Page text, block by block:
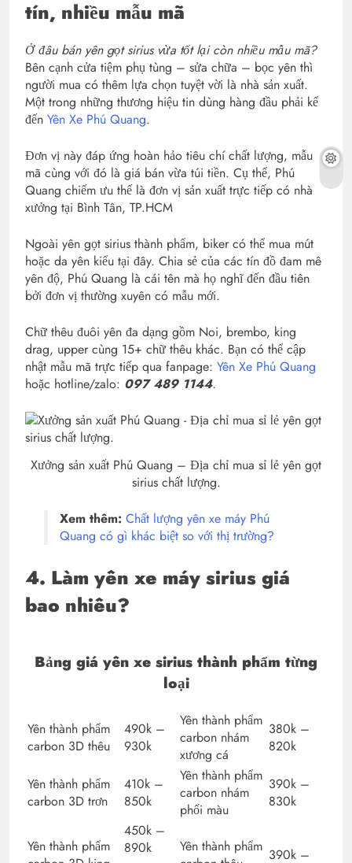
tín, nhiều mẫu mã
Ở đâu bán yên gọt sirius vừa tốt lại còn nhiều mẫu mã?
Bên cạnh cửa tiệm phụ tùng – sửa chữa – bọc yên thì
người mua có thêm lựa chọn tuyệt vời là nhà sản xuất.
Một trong những thương hiệu tin dùng hàng đầu phải kể
đến Yên Xe Phú Quang.
Đơn vị này đáp ứng hoàn hảo tiêu chí chất lượng, mẫu
mã cùng với đó là giá bán vừa túi tiền. Cụ thể, Phú
Quang chiếm ưu thế là đơn vị sản xuất trực tiếp có nhà
xưởng tại Bình Tân, TP.HCM
Ngoài yên gọt sirius thành phẩm, biker có thể mua mút
hoặc da yên kiểu tại đây. Chia sẻ của các tín đồ đam mê
yên độ, Phú Quang là cái tên mà họ nghĩ đến đầu tiên
bởi đơn vị thường xuyên có mẫu mới.
Chữ thêu đuôi yên đa dạng gồm Noi, brembo, king
drag, upper cùng 15+ chữ thêu khác. Bạn có thể cập
nhật mẫu mã trực tiếp qua fanpage: Yên Xe Phú Quang
hoặc hotline/zalo: 097 489 1144.
Xưởng sản xuất Phú Quang – Địa chỉ mua sỉ lẻ yên gọt
sirius chất lượng.
Xem thêm: Chất lượng yên xe máy Phú
Quang có gì khác biệt so với thị trường?
4. Làm yên xe máy sirius giá
bao nhiêu?
Bảng giá yên xe sirius thành phẩm từng
loại
Yên thành phẩm
carbon 3D thêu
490k –
930k
Yên thành phẩm
carbon nhám
xương cá
380k –
820k
Yên thành phẩm
carbon 3D trơn
410k –
850k
Yên thành phẩm
carbon nhám
phối màu
390k –
830k
Yên thành phẩm
450k –
890k
Yên thành phẩm 390k –